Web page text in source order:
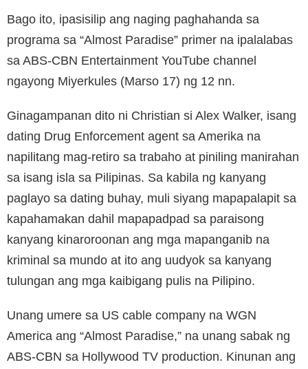
Bago ito, ipasisilip ang naging paghahanda sa
programa sa “Almost Paradise” primer na ipalalabas
sa ABS-CBN Entertainment YouTube channel
ngayong Miyerkules (Marso 17) ng 12 nn.
Ginagampanan dito ni Christian si Alex Walker, isang
dating Drug Enforcement agent sa Amerika na
napilitang mag-retiro sa trabaho at piniling manirahan
sa isang isla sa Pilipinas. Sa kabila ng kanyang
paglayo sa dating buhay, muli siyang mapapalapit sa
kapahamakan dahil mapapadpad sa paraisong
kanyang kinaroroonan ang mga mapanganib na
kriminal sa mundo at ito ang uudyok sa kanyang
tulungan ang mga kaibigang pulis na Pilipino.
Unang umere sa US cable company na WGN
America ang “Almost Paradise,” na unang sabak ng
ABS-CBN sa Hollywood TV production. Kinunan ang